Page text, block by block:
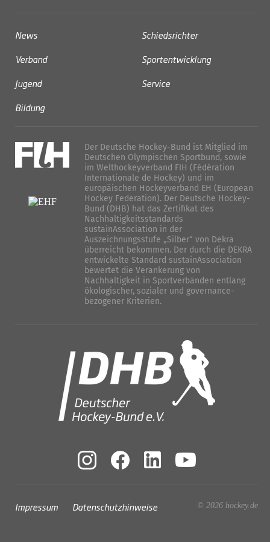
News
Verband
Jugend
Bildung
Schiedsrichter
Sportentwicklung
Service
Der Deutsche Hockey-Bund ist Mitglied im
Deutschen Olympischen Sportbund, sowie
im Welthockeyverband FIH (Fédération
Internationale de Hockey) und im
europäischen Hockeyverband EH (European
Hockey Federation). Der Deutsche Hockey-
Bund (DHB) hat das Zertifikat des
Nachhaltigkeitsstandards
sustainAssociation in der
Auszeichnungsstufe „Silber“ von Dekra
überreicht bekommen. Der durch die DEKRA
entwickelte Standard sustainAssociation
bewertet die Verankerung von
Nachhaltigkeit in Sportverbänden entlang
ökologischer, sozialer und governance-
bezogener Kriterien.
Impressum Datenschutzhinweise © 2026 hockey.de